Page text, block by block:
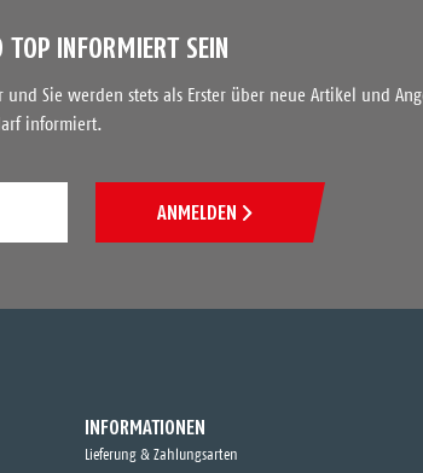
TOP INFORMIERT SEIN
Sie werden stets als Erster über neue Artikel und
informiert.
ANMELDEN
INFORMATIONEN
Lieferung & Zahlungsarten